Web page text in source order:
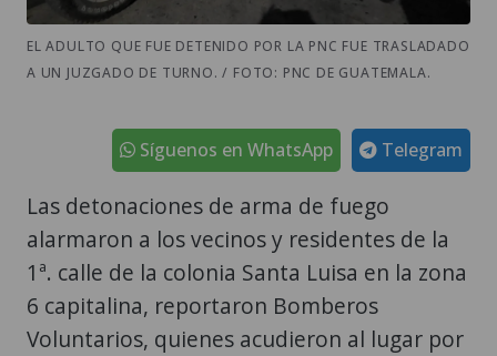
EL ADULTO QUE FUE DETENIDO POR LA PNC FUE TRASLADADO
A UN JUZGADO DE TURNO. / FOTO: PNC DE GUATEMALA.
Telegram
Síguenos en WhatsApp
Las detonaciones de arma de fuego
alarmaron a los vecinos y residentes de la
1ª. calle de la colonia Santa Luisa en la zona
6 capitalina, reportaron Bomberos
Voluntarios, quienes acudieron al lugar por